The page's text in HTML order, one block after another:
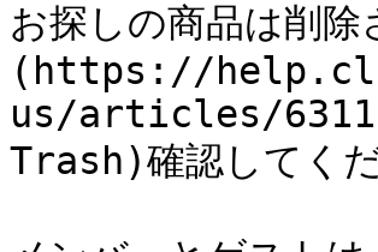
お探しの商品は削
(https://
us/articles/
Trash)確認してくだ